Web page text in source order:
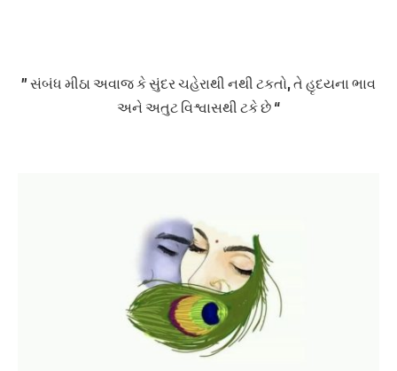
” સંબંધ મીઠા અવાજ કે સુંદર ચહેરાથી નથી ટકતો, તે હૃદયના ભાવ
અને અતુટ વિશ્વાસથી ટકે છે “